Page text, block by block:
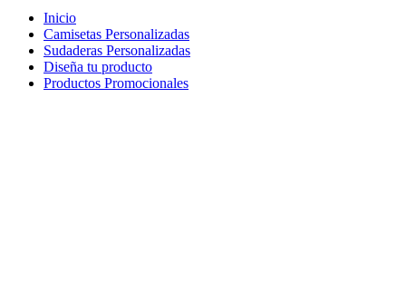
Inicio
Camisetas Personalizadas
Sudaderas Personalizadas
Diseña tu producto
Productos Promocionales